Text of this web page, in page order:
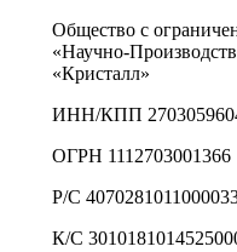
Общество с
«Научно-
«Кристалл»
ИНН/КПП
ОГРН 1112703001366
Р/С
К/С